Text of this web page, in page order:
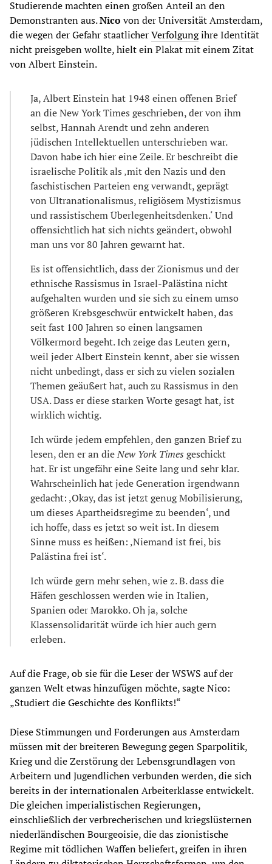
Studierende machten einen großen Anteil an den
Demonstranten aus.Nico von der Universität Amsterdam,
die wegen der Gefahr staatlicherVerfolgungihre Identität
nicht preisgeben wollte, hielt ein Plakat mit einem Zitat
von Albert Einstein.
Ja, Albert Einstein hat 1948 einen offenen Brief
an die New York Times geschrieben, der von ihm
selbst, Hannah Arendt und zehn anderen
jüdischen Intellektuellen unterschrieben war.
Davon habe ich hier eine Zeile. Er beschreibt die
israelische Politik als ‚mit den Nazis und den
faschistischen Parteien eng verwandt, geprägt
von Ultranationalismus, religiösem Mystizismus
und rassistischem Überlegenheitsdenken.‘ Und
offensichtlich hat sich nichts geändert, obwohl
man uns vor 80 Jahren gewarnt hat.
Es ist offensichtlich, dass der Zionismus und der
ethnische Rassismus in Israel-Palästina nicht
aufgehalten wurden und sie sich zu einem umso
größeren Krebsgeschwür entwickelt haben, das
seit fast 100 Jahren so einen langsamen
Völkermord begeht. Ich zeige das Leuten gern,
weil jeder Albert Einstein kennt, aber sie wissen
nicht unbedingt, dass er sich zu vielen sozialen
Themen geäußert hat, auch zu Rassismus in den
USA. Dass er diese starken Worte gesagt hat, ist
wirklich wichtig.
Ich würde jedem empfehlen, den ganzen Brief zu
lesen, den er an dieNew York Times geschickt
hat. Er ist ungefähr eine Seite lang und sehr klar.
Wahrscheinlich hat jede Generation irgendwann
gedacht: ‚Okay, das ist jetzt genug Mobilisierung,
um dieses Apartheidsregime zu beenden‘, und
ich hoffe, dass es jetzt so weit ist. In diesem
Sinne muss es heißen: ‚Niemand ist frei, bis
Palästina frei ist‘.
Ich würde gern mehr sehen, wie z. B. dass die
Häfen geschlossen werden wie in Italien,
Spanien oder Marokko. Oh ja, solche
Klassensolidarität würde ich hier auch gern
erleben.
Auf die Frage, ob sie für die Leser der WSWS auf der
ganzen Welt etwas hinzufügen möchte, sagte Nico:
„Studiert die Geschichte des Konflikts!“
Diese Stimmungen und Forderungen aus Amsterdam
müssen mit der breiteren Bewegung gegen Sparpolitik,
Krieg und die Zerstörung der Lebensgrundlagen von
Arbeitern und Jugendlichen verbunden werden, die sich
bereits in der internationalen Arbeiterklasse entwickelt.
Die gleichen imperialistischen Regierungen,
einschließlich der verbrecherischen und kriegslüsternen
niederländischen Bourgeoisie, die das zionistische
Regime mit tödlichen Waffen beliefert, greifen in ihren